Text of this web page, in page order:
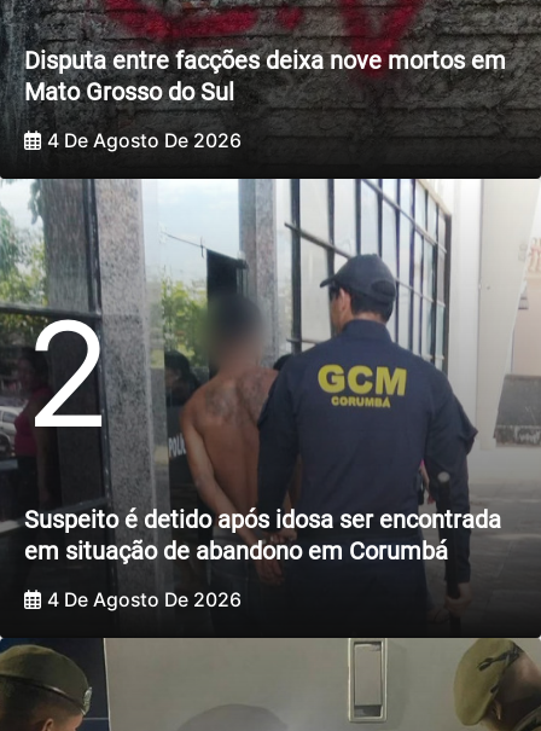
Disputa entre facções deixa nove mortos em
Mato Grosso do Sul
4 De Agosto De 2026
2
Suspeito é detido após idosa ser encontrada
em situação de abandono em Corumbá
4 De Agosto De 2026